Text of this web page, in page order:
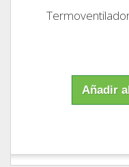
Añadir